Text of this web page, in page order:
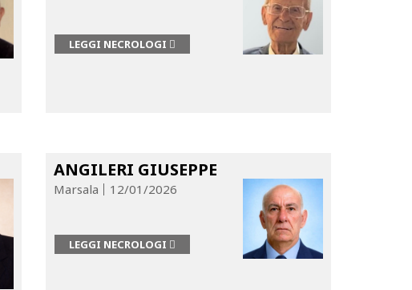
LEGGI NECROLOGI
ANGILERI GIUSEPPE
Marsala 12/01/2026
LEGGI NECROLOGI